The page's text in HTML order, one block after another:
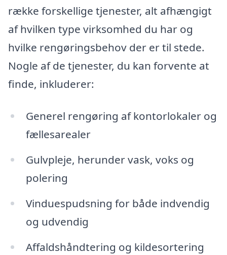
række forskellige tjenester, alt afhængigt
af hvilken type virksomhed du har og
hvilke rengøringsbehov der er til stede.
Nogle af de tjenester, du kan forvente at
finde, inkluderer:
Generel rengøring af kontorlokaler og
fællesarealer
Gulvpleje, herunder vask, voks og
polering
Vinduespudsning for både indvendig
og udvendig
Affaldshåndtering og kildesortering